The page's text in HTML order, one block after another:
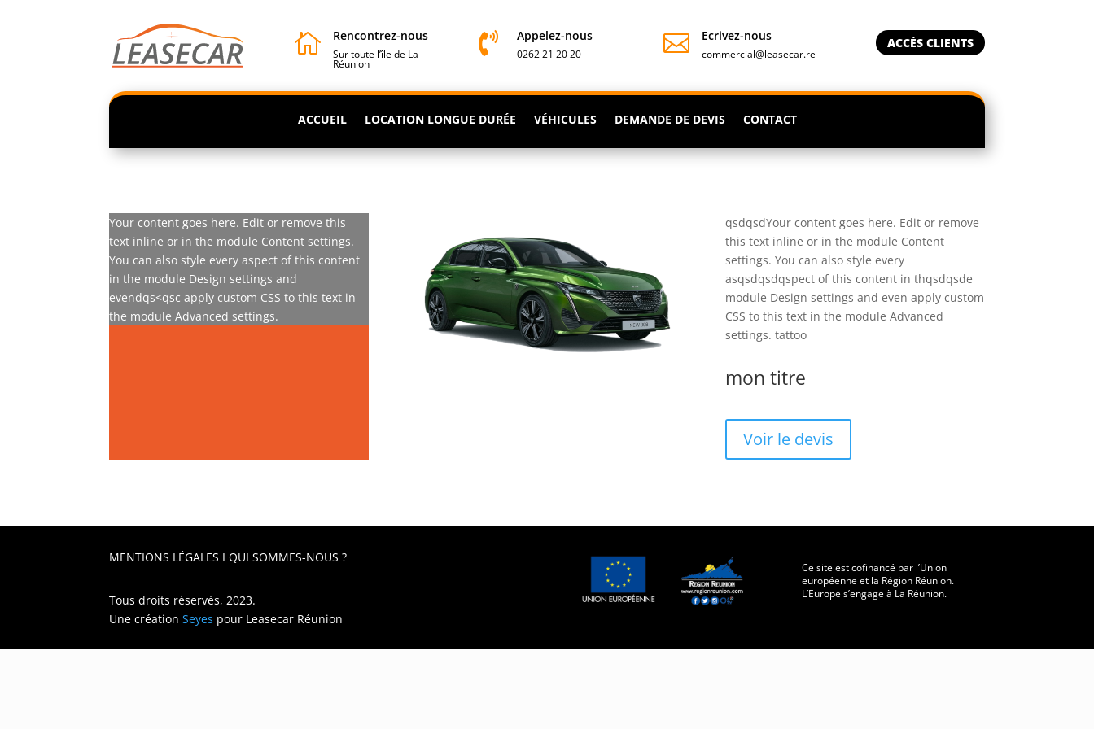
 Rencontrez-nous
Sur toute l’île de La
Réunion
 Appelez-nous
0262 21 20 20  Ecrivez-nous
commercial@leasecar.re
ACCÈS CLIENTS
ACCUEIL LOCATION LONGUE DURÉE VÉHICULES DEMANDE DE DEVIS CONTACT
Your content goes here. Edit or remove this
text inline or in the module Content settings.
You can also style every aspect of this content
in the module Design settings and
evendqs<qsc apply custom CSS to this text in
the module Advanced settings.
qsdqsdYour content goes here. Edit or remove
this text inline or in the module Content
settings. You can also style every
asqsdqsdqspect of this content in thqsdqsde
module Design settings and even apply custom
CSS to this text in the module Advanced
settings. tattoo
mon titre
Voir le devis
MENTIONS LÉGALES IQUI SOMMES-NOUS ?
Tous droits réservés, 2023.
Une créationSeyes pour Leasecar Réunion
Ce site est cofinancé par l’Union
européenneet la Région Réunion.
L’Europe s’engage à La Réunion.